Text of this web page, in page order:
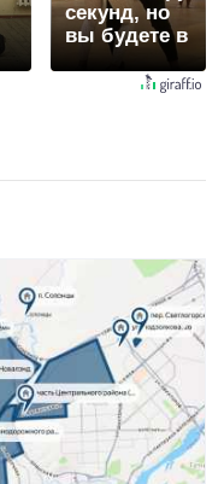
секунд, но
вы будете в
шоке от
увиденного